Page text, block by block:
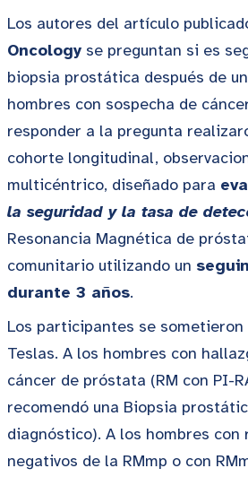
Los autores del artículo
Oncology se preguntan si es
biopsia prostática después de
hombres con sospecha de
responder a la pregunta
cohorte longitudinal,
multicéntrico, diseñado para
la seguridad y la tasa de
Resonancia Magnética de
comunitario utilizando un
durante 3 años.
Los participantes se sometieron
Teslas. A los hombres con
cáncer de próstata (RM con PI-
recomendó una Biopsia
diagnóstico). A los hombres con
negativos de la RMmp o con